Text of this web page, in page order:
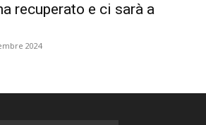
recuperato e ci sarà a
2024